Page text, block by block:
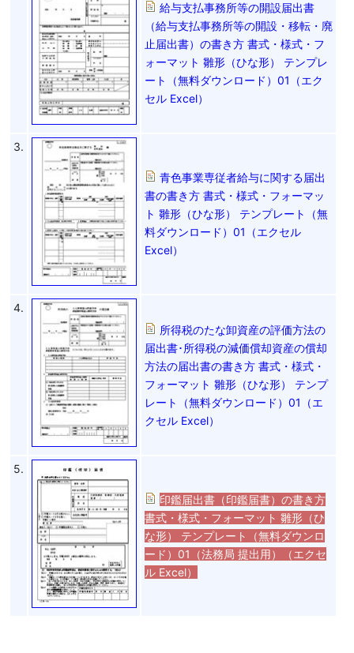
給与支払事務所等の開設届出書
（給与支払事務所等の開設・移転・廃
止届出書）の書き方 書式・様式・フ
ォーマット 雛形（ひな形） テンプレ
ート（無料ダウンロード）01（エク
セル Excel）
3.
青色事業専従者給与に関する届出
書の書き方 書式・様式・フォーマッ
ト 雛形（ひな形） テンプレート（無
料ダウンロード）01（エクセル
Excel）
4.
所得税のたな卸資産の評価方法の
届出書･所得税の減価償却資産の償却
方法の届出書の書き方 書式・様式・
フォーマット 雛形（ひな形） テンプ
レート（無料ダウンロード）01（エ
クセル Excel）
5.
印鑑届出書（印鑑届書）の書き方
書式・様式・フォーマット 雛形（ひ
な形） テンプレート（無料ダウンロ
ード）01（法務局 提出用）（エクセ
ル Excel）